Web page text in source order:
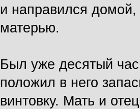
и направился домой,
матерью.
Был уже десятый
положил в него
винтовку. Мать и